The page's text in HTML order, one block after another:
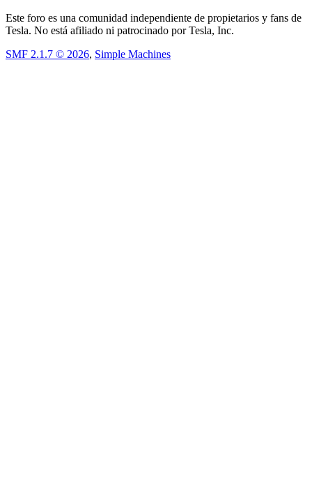
Este foro es una comunidad independiente de propietarios y fans de
Tesla. No está afiliado ni patrocinado por Tesla, Inc.
SMF 2.1.7 © 2026, Simple Machines